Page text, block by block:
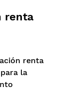
renta
renta
la